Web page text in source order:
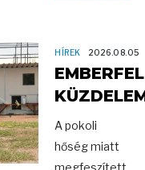
HÍREK 2026.08.05
A pokoli
hőség miatt